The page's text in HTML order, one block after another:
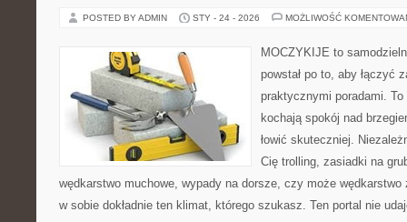
POSTED BY ADMIN STY - 24 - 2026 MOŻLIWOŚĆ
MOCZYKIJE to
powstał po to, aby łączyć
praktycznymi poradami.
kochają spokój nad
łowić skuteczniej.
Cię trolling, zasiadki na
wędkarstwo muchowe, wypady na dorsze, czy może
w sobie dokładnie ten klimat, którego szukasz. Ten portal nie